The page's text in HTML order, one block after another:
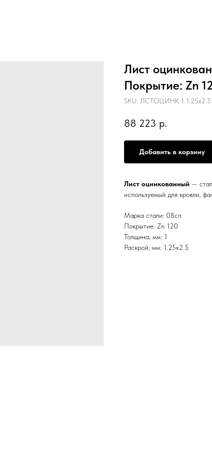
Лист
Покрытие: Zn
SKU: ЛСТОЦИНК 1 1.25х2.5
88 223 р.
Добавить в корзину
Лист оцинкованный —
используемый для кровли,
Марка стали: 08сп
Покрытие: Zn 120
Толщина, мм: 1
Раскрой, мм: 1.25х2.5